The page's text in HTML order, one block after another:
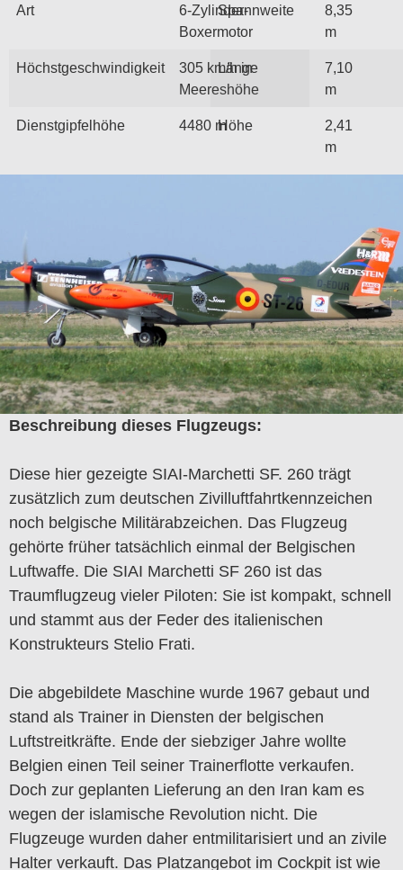
Art
6-Zylinder-
Boxermotor
Höchstgeschwindigkeit
305 km/h in
Meereshöhe
Dienstgipfelhöhe 4480 m
Spannweite
8,35
m
Länge
7,10
m
Höhe
2,41
m
Beschreibung dieses Flugzeugs:
Diese hier gezeigte SIAI-Marchetti SF. 260 trägt
zusätzlich zum deutschen Zivilluftfahrtkennzeichen
noch belgische Militärabzeichen. Das Flugzeug
gehörte früher tatsächlich einmal der Belgischen
Luftwaffe. Die SIAI Marchetti SF 260 ist das
Traumflugzeug vieler Piloten: Sie ist kompakt, schnell
und stammt aus der Feder des italienischen
Konstrukteurs Stelio Frati.
Die abgebildete Maschine wurde 1967 gebaut und
stand als Trainer in Diensten der belgischen
Luftstreitkräfte. Ende der siebziger Jahre wollte
Belgien einen Teil seiner Trainerflotte verkaufen.
Doch zur geplanten Lieferung an den Iran kam es
wegen der islamische Revolution nicht. Die
Flugzeuge wurden daher entmilitarisiert und an zivile
Halter verkauft. Das Platzangebot im Cockpit ist wie